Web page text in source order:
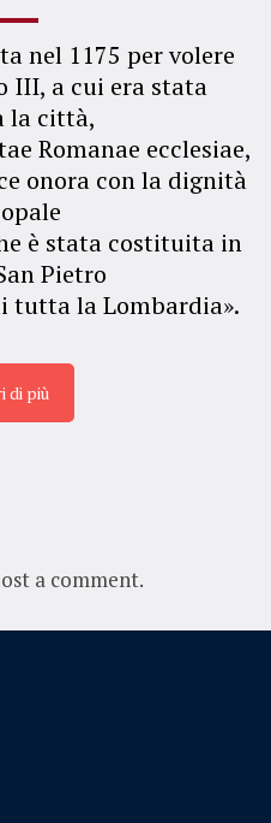
nel 1175 per volere
III, a cui era stata
la città,
Romanae ecclesiae,
onora con la dignità
è stata costituita in
Pietro
tutta la Lombardia».
di più
a comment.